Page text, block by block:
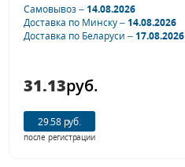
Самовывоз –14.08.2026
Доставка по Минску –14.08.2026
Доставка по Беларуси –17.08.2026
31.13руб.
29.58 руб.
после регистрации